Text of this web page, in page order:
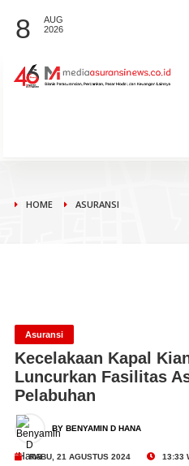
8
AUG
2026
HOME ASURANSI
Asuransi
Kecelakaan Kapal
Luncurkan Fasilitas
Pelabuhan
BY BENYAMIN D HANA
RABU, 21 AGUSTUS 2024 13:33